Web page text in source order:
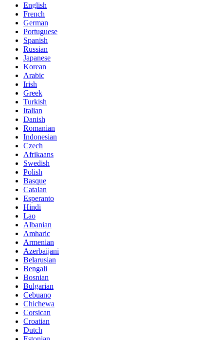
English
French
German
Portuguese
Spanish
Russian
Japanese
Korean
Arabic
Irish
Greek
Turkish
Italian
Danish
Romanian
Indonesian
Czech
Afrikaans
Swedish
Polish
Basque
Catalan
Esperanto
Hindi
Lao
Albanian
Amharic
Armenian
Azerbaijani
Belarusian
Bengali
Bosnian
Bulgarian
Cebuano
Chichewa
Corsican
Croatian
Dutch